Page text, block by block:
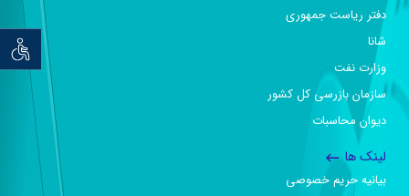
توان
دفتر ریاست جمهوری
شانا
وزارت نفت
سازمان بازرسی کل کشور
دیوان محاسبات
لینک ها
بیانیه حریم خصوصی